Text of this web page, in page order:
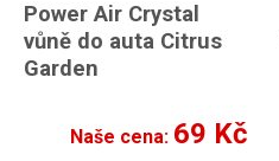
Power Air Crystal
vůně do auta Citrus
Garden
Naše cena: 69 Kč